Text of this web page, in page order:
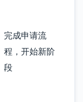
完成申请流
程，开始新阶
段